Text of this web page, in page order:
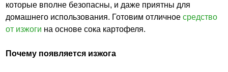
которые вполне безопасны, и даже приятны для
домашнего использования. Готовим отличноесредство
от изжоги на основе сока картофеля.
Почему появляется изжога